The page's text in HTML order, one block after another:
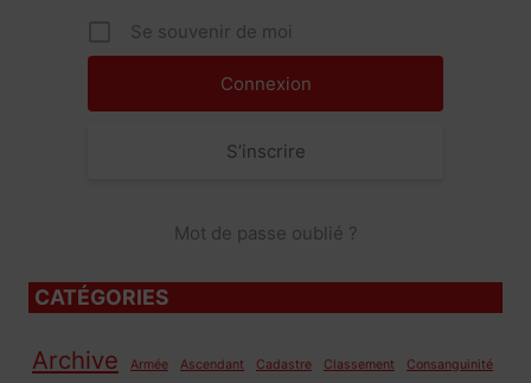
Se souvenir de moi
S’inscrire
Mot de passe oublié ?
CATÉGORIES
Archive Armée Ascendant Cadastre Classement Consanguinité